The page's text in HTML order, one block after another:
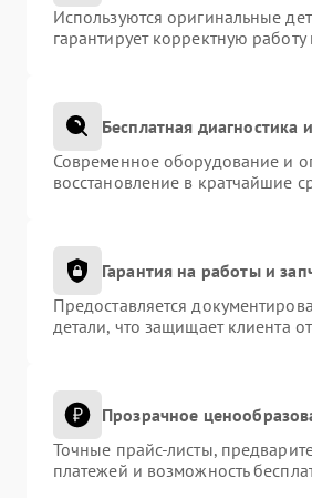
Используются оригинальные
гарантирует корректную
Бесплатная
Современное оборудование и
восстановление в кратчайшие
Гарантия на работы и
Предоставляется
детали, что защищает клиента
Прозрачное
Точные прайс-листы,
платежей и возможность